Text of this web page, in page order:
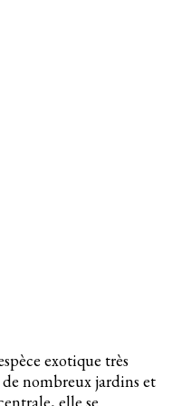
exotique très
nombreux jardins et
elle se